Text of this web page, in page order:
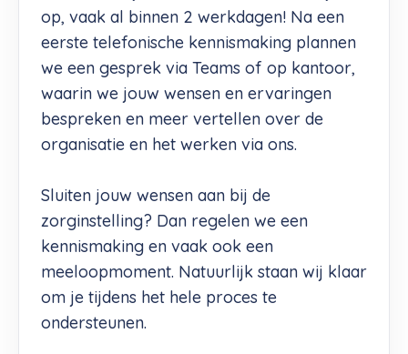
op, vaak al binnen 2 werkdagen! Na een
eerste telefonische kennismaking plannen
we een gesprek via Teams of op kantoor,
waarin we jouw wensen en ervaringen
bespreken en meer vertellen over de
organisatie en het werken via ons.
Sluiten jouw wensen aan bij de
zorginstelling? Dan regelen we een
kennismaking en vaak ook een
meeloopmoment. Natuurlijk staan wij klaar
om je tijdens het hele proces te
ondersteunen.